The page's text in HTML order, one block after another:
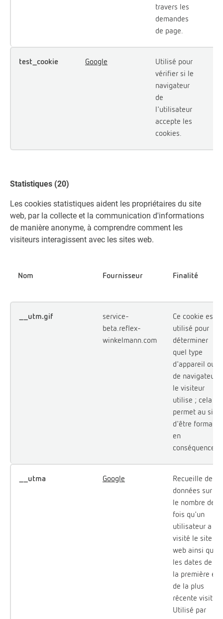
travers les
demandes
de page.
test_cookie Google
Utilisé pour
vérifier si le
navigateur
de
l'utilisateur
accepte les
cookies.
Statistiques (20)
Les cookies statistiques aident les propriétaires du site
web, par la collecte et la communication d'informations
de manière anonyme, à comprendre comment les
visiteurs interagissent avec les sites web.
Nom Fournisseur Finalité
__utm.gif
service-
beta.reflex-
winkelmann.com
Ce cookie est
utilisé pour
déterminer
quel type
d'appareil ou
de navigateur
le visiteur
utilise ; cela
permet au site
d'être formaté
en
conséquence.
__utma Google
Recueille des
données sur
le nombre de
fois qu'un
utilisateur a
visité le site
web ainsi que
les dates de
la première et
de la plus
récente visite.
Utilisé par